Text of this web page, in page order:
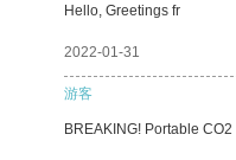
Hello, Greetings fr
2022-01-31
游客
BREAKING! Portable CO2